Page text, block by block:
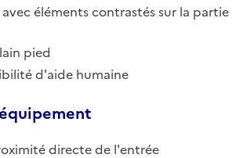
éléments contrastés sur la partie
pied
d'aide humaine
directe de l'entrée